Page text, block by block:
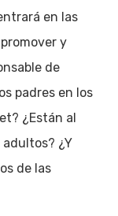
en las
y
de
padres en los
¿Están al
¿Y
de las